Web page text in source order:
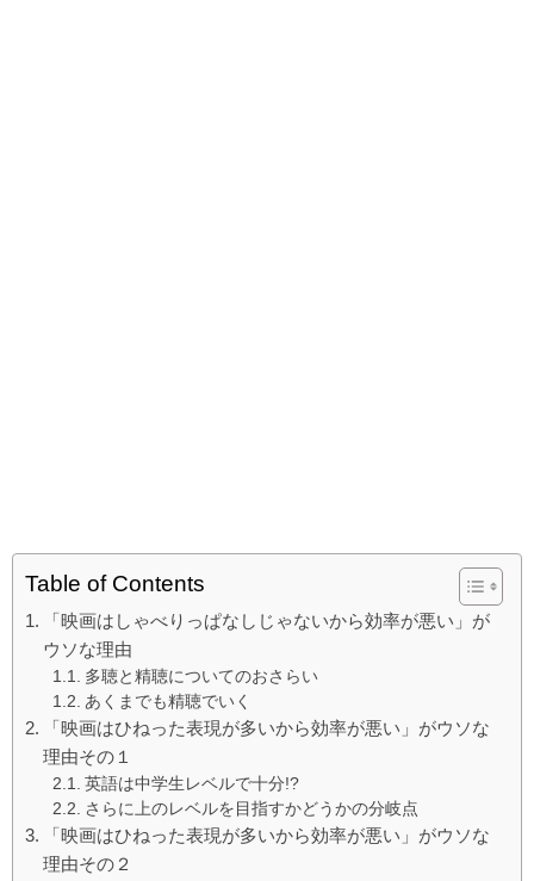
Table of Contents
「映画はしゃべりっぱなしじゃないから効率が悪い」が
ウソな理由
多聴と精聴についてのおさらい
あくまでも精聴でいく
「映画はひねった表現が多いから効率が悪い」がウソな
理由その１
英語は中学生レベルで十分!?
さらに上のレベルを目指すかどうかの分岐点
「映画はひねった表現が多いから効率が悪い」がウソな
理由その２